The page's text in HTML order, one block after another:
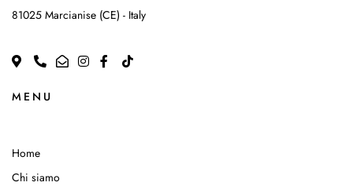
81025 Marcianise (CE) - Italy
MENU
Home
Chi siamo